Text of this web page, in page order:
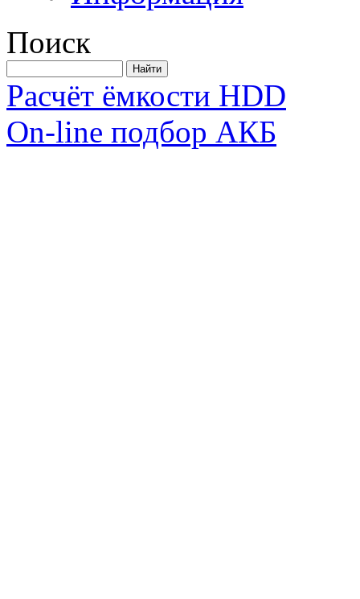
Поиск
Расчёт ёмкости HDD
On-line подбор АКБ